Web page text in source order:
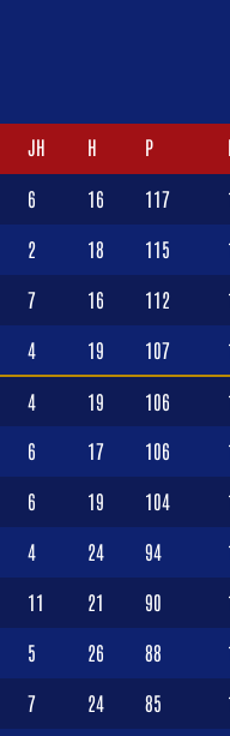
JH H P
6 16 117
2 18 115
7 16 112
4 19 107
4 19 106
6 17 106
6 19 104
4 24 94
11 21 90
5 26 88
7 24 85